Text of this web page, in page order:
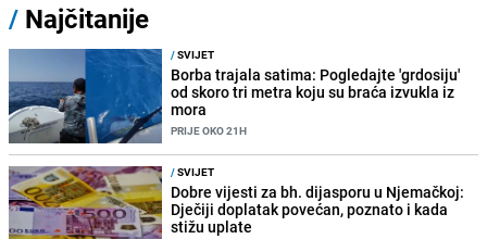
/ Najčitanije
/SVIJET
Borba trajala satima: Pogledajte 'grdosiju'
od skoro tri metra koju su braća izvukla iz
mora
PRIJE OKO 21H
/SVIJET
Dobre vijesti za bh. dijasporu u Njemačkoj:
Dječiji doplatak povećan, poznato i kada
stižu uplate